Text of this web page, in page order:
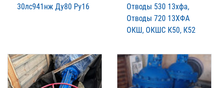
30лс941нж Ду80 Ру16
Отводы 530 13хфа,
Отводы 720 13ХФА
ОКШ, ОКШС К50, К52